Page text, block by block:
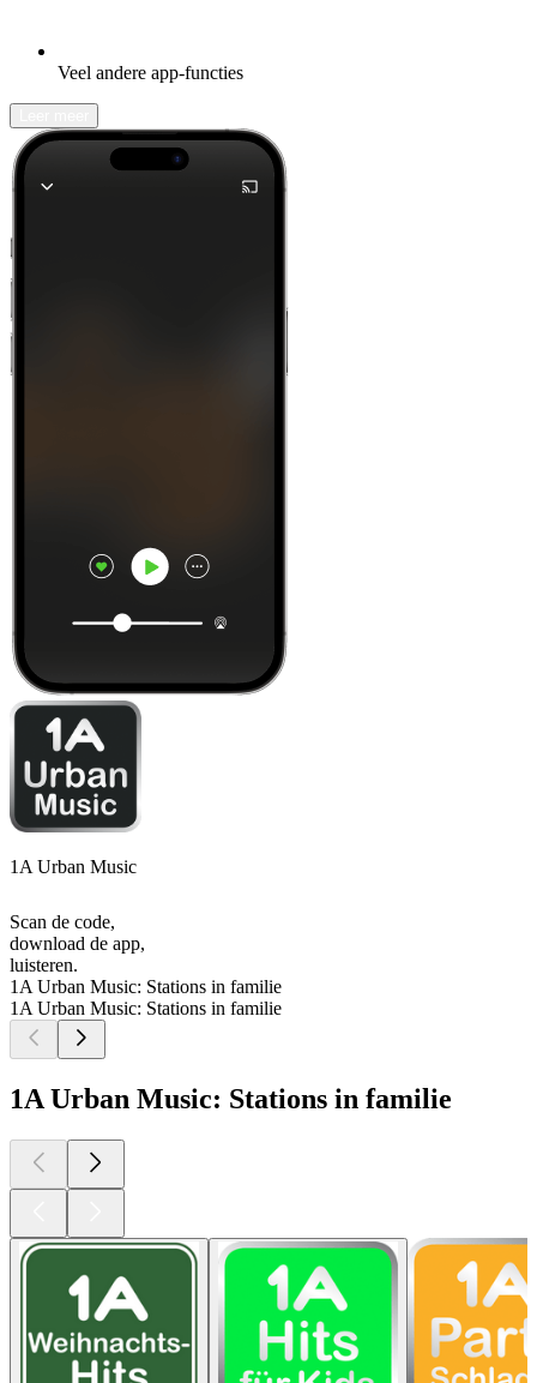
Veel andere app-functies
1A Urban Music
Scan de code,
download de app,
luisteren.
1A Urban Music: Stations in familie
1A Urban Music: Stations in familie
1A Urban Music: Stations in familie